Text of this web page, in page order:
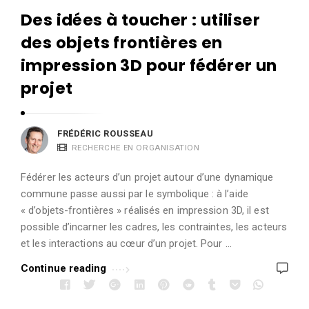
Des idées à toucher : utiliser
des objets frontières en
impression 3D pour fédérer un
projet
FRÉDÉRIC ROUSSEAU
RECHERCHE EN ORGANISATION
Fédérer les acteurs d’un projet autour d’une dynamique
commune passe aussi par le symbolique : à l’aide
« d’objets-frontières » réalisés en impression 3D, il est
possible d’incarner les cadres, les contraintes, les acteurs
et les interactions au cœur d’un projet. Pour …
Continue reading